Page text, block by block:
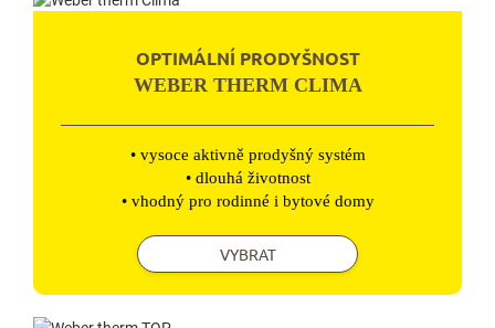
OPTIMÁLNÍ PRODYŠNOST
WEBER THERM CLIMA
• vysoce aktivně prodyšný systém
• dlouhá životnost
• vhodný pro rodinné i bytové domy
VYBRAT